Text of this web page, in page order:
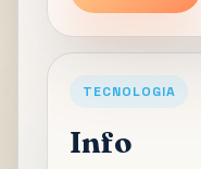
TECNOLOGIA
Info